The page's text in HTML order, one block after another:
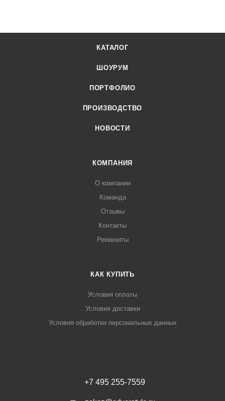
КАТАЛОГ
ШОУРУМ
ПОРТФОЛИО
ПРОИЗВОДСТВО
НОВОСТИ
КОМПАНИЯ
О компании
Команда
Отзывы
Контакты
Реквизиты
КАК КУПИТЬ
Условия оплаты
Условия доставки
Условия обработки персональных данных
+7 495 255-7559